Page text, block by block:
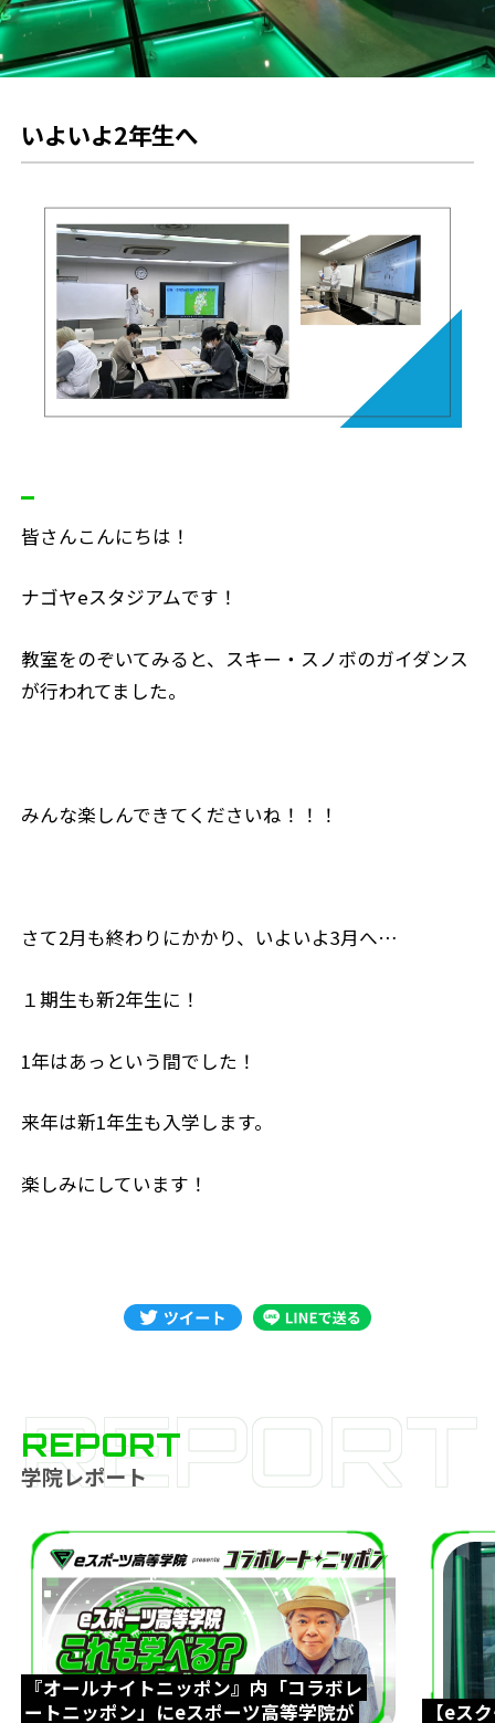
いよいよ2年生へ
皆さんこんにちは！
ナゴヤeスタジアムです！
教室をのぞいてみると、スキー・スノボのガイダンス
が行われてました。
みんな楽しんできてくださいね！！！
さて2月も終わりにかかり、いよいよ3月へ…
１期生も新2年生に！
1年はあっという間でした！
来年は新1年生も入学します。
楽しみにしています！
REPORT
学院レポート
REPORT
『オールナイトニッポン』内「コラボレ
ートニッポン」にeスポーツ高等学院が
【eス